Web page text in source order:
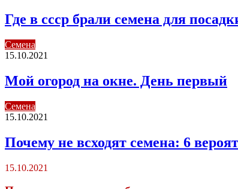
Где в ссср брали семена для
Семена
15.10.2021
Мой огород на окне. День первый
Семена
15.10.2021
Почему не всходят семена: 6
15.10.2021